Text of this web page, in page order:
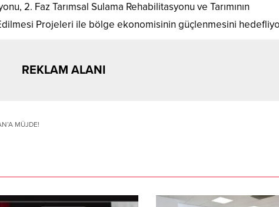
2. Faz Tarımsal Sulama Rehabilitasyonu ve Tarımının
Projeleri ile bölge ekonomisinin güçlenmesini
REKLAM ALANI
MÜJDE!